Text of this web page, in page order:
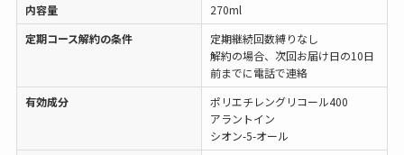
内容量
270ml
定期コース解約の条件
定期継続回数縛りなし
解約の場合、次回お届け日の10日
前までに電話で連絡
有効成分
ポリエチレングリコール400
アラントイン
シオン-5-オール